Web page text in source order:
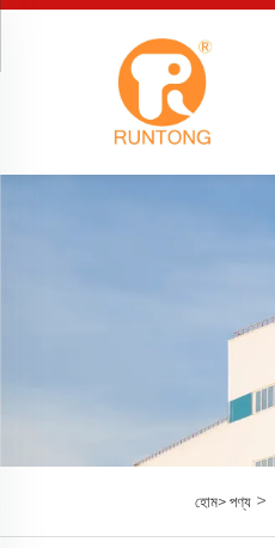
হোম>পণ্য>